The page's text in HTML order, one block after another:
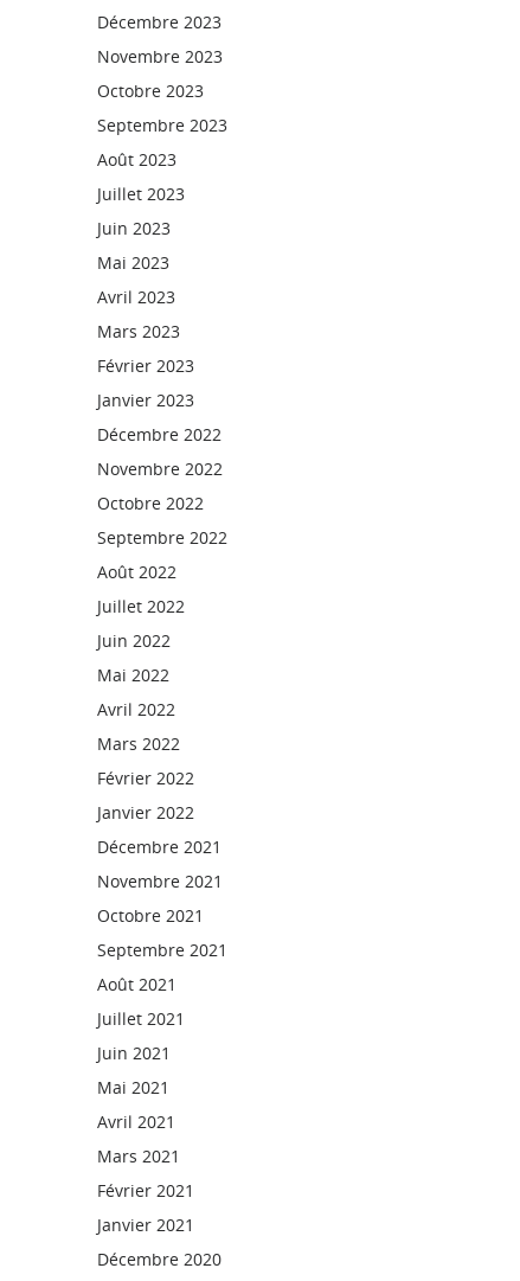
Décembre 2023
Novembre 2023
Octobre 2023
Septembre 2023
Août 2023
Juillet 2023
Juin 2023
Mai 2023
Avril 2023
Mars 2023
Février 2023
Janvier 2023
Décembre 2022
Novembre 2022
Octobre 2022
Septembre 2022
Août 2022
Juillet 2022
Juin 2022
Mai 2022
Avril 2022
Mars 2022
Février 2022
Janvier 2022
Décembre 2021
Novembre 2021
Octobre 2021
Septembre 2021
Août 2021
Juillet 2021
Juin 2021
Mai 2021
Avril 2021
Mars 2021
Février 2021
Janvier 2021
Décembre 2020